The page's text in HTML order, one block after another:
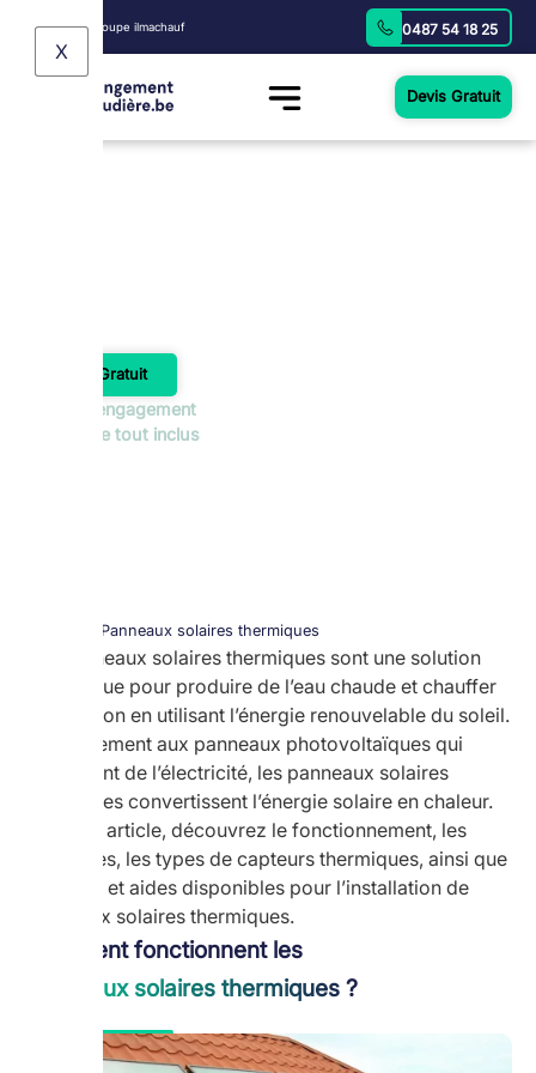
Fourni par: Groupe ilmachauf 0487 54 18 25
X
Devis Gratuit
Devis Gratuit
Sans engagement
Service tout inclus
Panneaux solaires thermiques
Les panneaux solaires thermiques sont une solution
écologique pour produire de l’eau chaude et chauffer
une maison en utilisant l’énergie renouvelable du soleil.
Contrairement aux panneaux photovoltaïques qui
produisent de l’électricité, les panneaux solaires
thermiques convertissent l’énergie solaire en chaleur.
Dans cet article, découvrez le fonctionnement, les
avantages, les types de capteurs thermiques, ainsi que
les coûts et aides disponibles pour l’installation de
panneaux solaires thermiques.
Comment fonctionnent les
panneaux solaires thermiques ?